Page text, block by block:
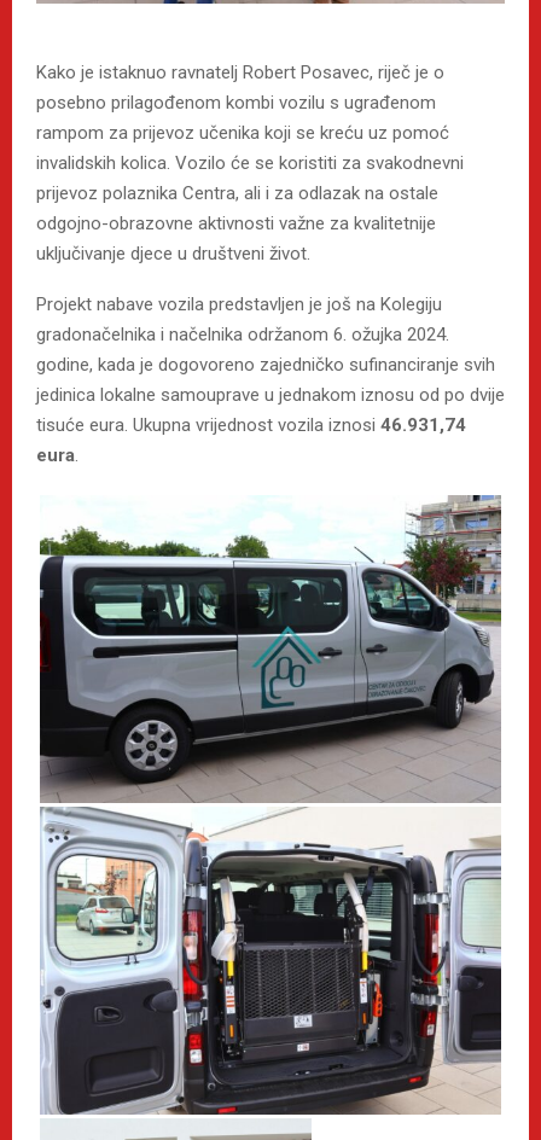
Kako je istaknuo ravnatelj Robert Posavec, riječ je o
posebno prilagođenom kombi vozilu s ugrađenom
rampom za prijevoz učenika koji se kreću uz pomoć
invalidskih kolica. Vozilo će se koristiti za svakodnevni
prijevoz polaznika Centra, ali i za odlazak na ostale
odgojno-obrazovne aktivnosti važne za kvalitetnije
uključivanje djece u društveni život.
Projekt nabave vozila predstavljen je još na Kolegiju
gradonačelnika i načelnika održanom 6. ožujka 2024.
godine, kada je dogovoreno zajedničko sufinanciranje svih
jedinica lokalne samouprave u jednakom iznosu od po dvije
tisuće eura. Ukupna vrijednost vozila iznosi 46.931,74
eura.